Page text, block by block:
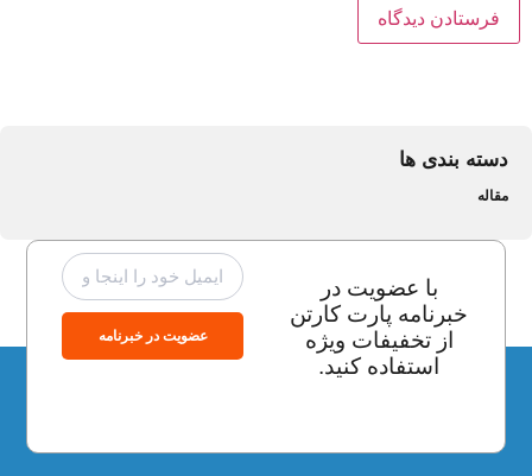
دسته بندی ها
مقاله
با عضویت در
خبرنامه پارت کارتن
از تخفیفات ویژه
استفاده کنید.
عضویت در خبرنامه